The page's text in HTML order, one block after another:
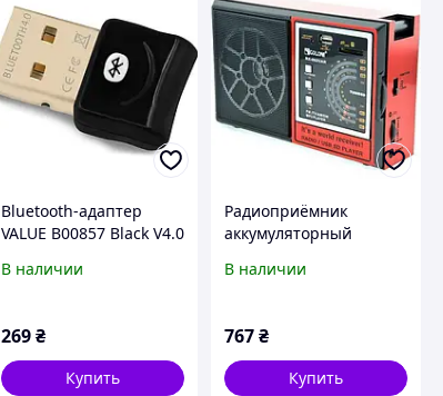
Bluetooth-адаптер
VALUE B00857 Black V4.0
В наличии
269 ₴
Купить
Радиоприёмник
аккумуляторный
от сети 220V и
радио
В наличии
767₴
Купить